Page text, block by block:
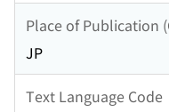
Place of Publication
JP
Text Language Code